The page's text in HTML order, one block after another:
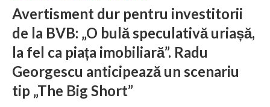
Avertisment dur pentru investitorii
de la BVB: „O bulă speculativă uriașă,
la fel ca piața imobiliară”. Radu
Georgescu anticipează un scenariu
tip „The Big Short”